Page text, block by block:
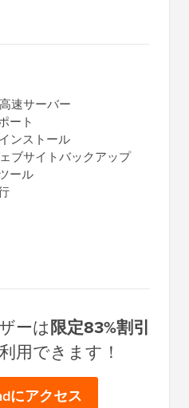
速サーバー
ート
ンストール
ブサイトバックアップ
ール
ーは限定83%割引
用できます！
にアクセス